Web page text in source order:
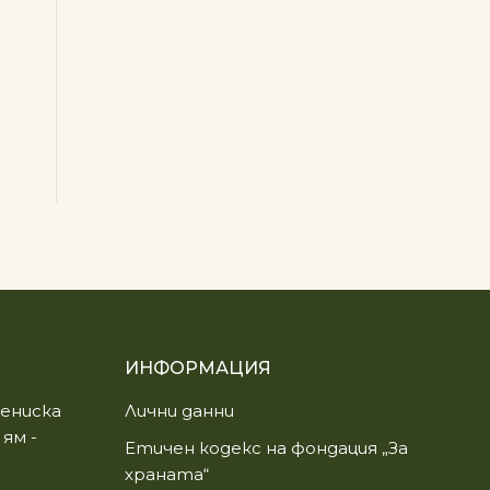
ям -
ИНФОРМАЦИЯ
Лични данни
Етичен кодекс на фондация „За
храната“